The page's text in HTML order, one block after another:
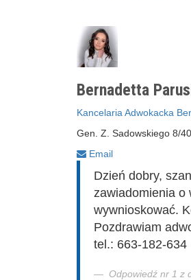
Bernadetta
Kancelaria Adwokacka
Gen. Z. Sadowskiego 8/
Email
Dzień dobry,
zawiadomienia o
wywnioskować.
Pozdrawiam
tel.: 663-182-634
Odpowiedź nr 1 z